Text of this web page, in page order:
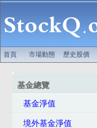
首頁 市場動態 歷史股價
基金總覽
基金淨值
境外基金淨值